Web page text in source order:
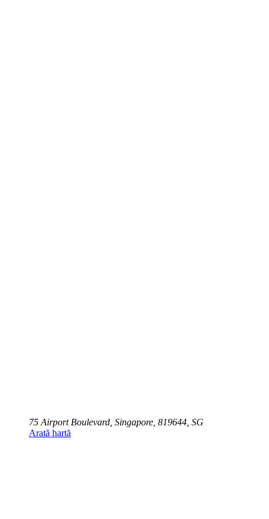
75 Airport Boulevard, Singapore, 819644, SG
Arată hartă